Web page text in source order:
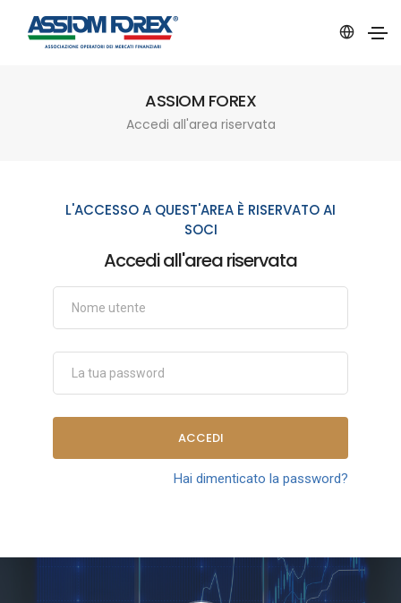
ASSIOM FOREX
Accedi all'area riservata
L'ACCESSO A QUEST'AREA È RISERVATO AI
SOCI
Accedi all'area riservata
ACCEDI
Hai dimenticato la password?